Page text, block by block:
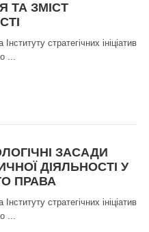
ТА ЗМІСТ
стратегічних ініціатив
...
ЗАСАДИ
ДІЯЛЬНОСТІ У
ПРАВА
стратегічних ініціатив
...